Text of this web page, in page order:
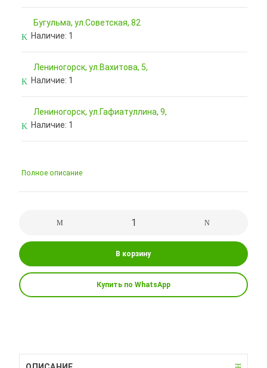
Бугульма, ул.Советская, 82
Наличие: 1
Лениногорск, ул.Вахитова, 5,
Наличие: 1
Лениногорск, ул.Гафиатуллина, 9,
Наличие: 1
Полное описание
В корзину
Купить по WhatsApp